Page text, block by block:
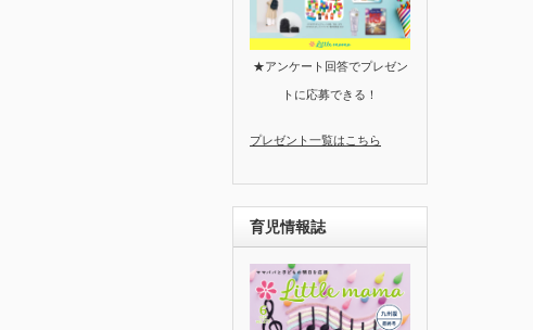
★アンケート回答でプレゼン
トに応募できる！
プレゼント一覧はこちら
育児情報誌